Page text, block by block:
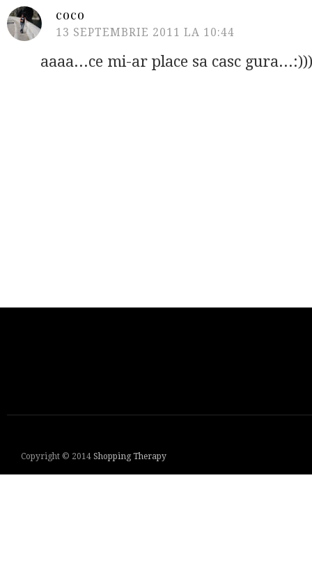
coco
13 SEPTEMBRIE 2011 LA 10:44
aaaa...ce mi-ar place sa casc gura...:)))
Copyright © 2014 Shopping Therapy